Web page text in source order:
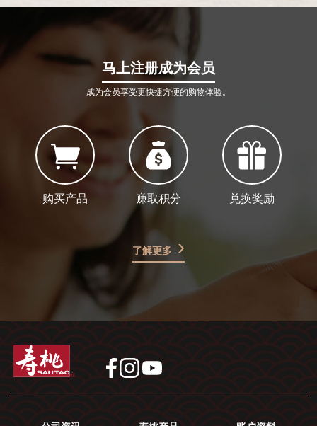
马上注册成为会员
成为会员享受更快捷方便的购物体验。
购买产品 赚取积分 兑换奖励
了解更多